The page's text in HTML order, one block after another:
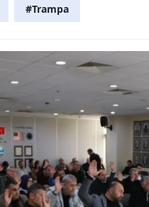
Kırıkkale
Şırnak
Bartın
Ardahan
#Trampa